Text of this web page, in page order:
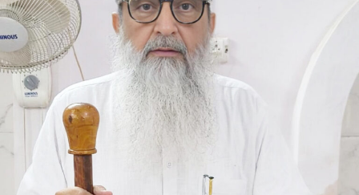
وابستگی کی جگہ معاشی طاقت اور خاندانی سیاست
کا اثر بڑھتا جا رہا ہے، جس سے جمہوری اقدار کو
مسلسل نقصان پہنچ رہا ہے۔ انہوں نے اپنے استعفے
میں کہا کہ آئین، جمہوریت اور آئینی اداروں پر
ہونے والے حملوں سے جمہوریت خطرے میں ہے۔ ’’فرد
سے بڑی پارٹی اور پارٹی سے بڑا ملک‘‘ کے جذبے کا
ذکر کرتے ہوئے انہوں نے کہا کہ انہی نظریاتی اور
اخلاقی وجوہات کی بنا پر وہ ریاستی صدر کے عہدے
اور پارٹی کی بنیادی رکنیت سے اپنا استعفیٰ دے
رہے ہیں۔